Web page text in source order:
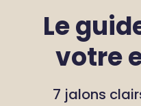
Le
votre
7 jalons